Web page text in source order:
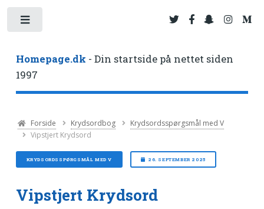
Homepage.dk - Din startside på nettet siden
1997
Forside Krydsordbog
Krydsordsspørgsmål med V
Vipstjert Krydsord
KRYDSORDSSPØRGSMÅL MED V 26. SEPTEMBER 2025
Vipstjert Krydsord